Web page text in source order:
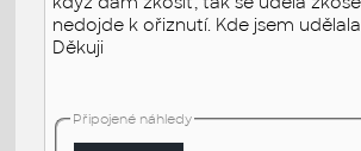
nedojde k ořiznutí. Kde jsem
Děkuji
Připojené náhledy